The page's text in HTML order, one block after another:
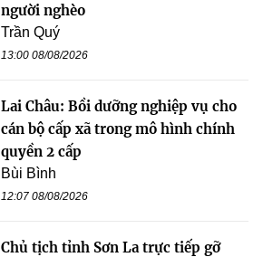
người nghèo
Trần Quý
13:00 08/08/2026
Lai Châu: Bồi dưỡng nghiệp vụ cho
cán bộ cấp xã trong mô hình chính
quyền 2 cấp
Bùi Bình
12:07 08/08/2026
Chủ tịch tỉnh Sơn La trực tiếp gỡ